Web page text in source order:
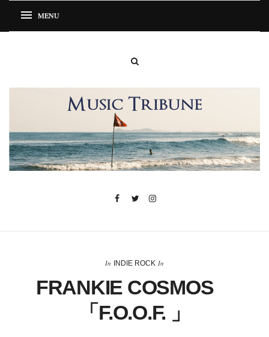
In INDIE ROCK In
FRANKIE COSMOS
「F.O.O.F. 」